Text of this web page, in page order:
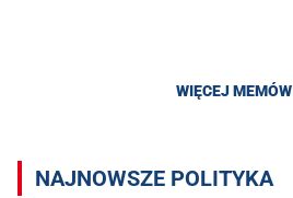
WIĘCEJ MEMÓW
NAJNOWSZE POLITYKA